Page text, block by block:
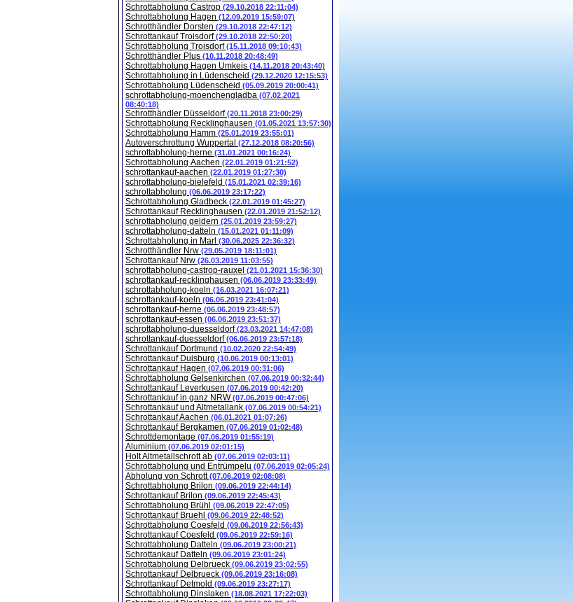
Schrottabholung Castrop (29.10.2018 22:11:04)
Schrottabholung Hagen (12.09.2019 15:59:07)
Schrotthändler Dorsten (29.10.2018 22:47:12)
Schrottankauf Troisdorf(29.10.2018 22:50:20)
Schrottabholung Troisdorf(15.11.2018 09:10:43)
Schrotthändler Plus (10.11.2018 20:48:49)
Schrottabholung Hagen Umkeis (14.11.2018 20:43:40)
Schrottabholung in Lüdenscheid (29.12.2020 12:15:53)
Schrottabholung Lüdenscheid (05.09.2019 20:00:41)
schrottabholung-moenchengladba (07.02.2021
08:40:18)
Schrotthändler Düsseldorf(20.11.2018 23:00:29)
Schrottabholung Recklinghausen (01.05.2021 13:57:30)
Schrottabholung Hamm (25.01.2019 23:55:01)
Autoverschrottung Wuppertal (27.12.2018 08:20:56)
schrottabholung-herne (31.01.2021 00:16:24)
Schrottabholung Aachen (22.01.2019 01:21:52)
schrottankauf-aachen (22.01.2019 01:27:30)
schrottabholung-bielefeld (15.01.2021 02:39:16)
schrottabholung (06.06.2019 23:17:22)
Schrottabholung Gladbeck (22.01.2019 01:45:27)
Schrottankauf Recklinghausen (22.01.2019 21:52:12)
schrottabholung geldern (25.01.2019 23:59:27)
schrottabholung-datteln (15.01.2021 01:11:09)
Schrottabholung in Marl (30.06.2025 22:36:32)
Schrotthändler Nrw (29.05.2019 18:11:01)
Schrottankauf Nrw (26.03.2019 11:03:55)
schrottabholung-castrop-rauxel (21.01.2021 15:36:30)
schrottankauf-recklinghausen (06.06.2019 23:33:49)
schrottabholung-koeln (16.03.2021 16:07:21)
schrottankauf-koeln (06.06.2019 23:41:04)
schrottankauf-herne (06.06.2019 23:48:57)
schrottankauf-essen (06.06.2019 23:51:37)
schrottabholung-duesseldorf(23.03.2021 14:47:08)
schrottankauf-duesseldorf(06.06.2019 23:57:18)
Schrottankauf Dortmund (10.02.2020 22:54:49)
Schrottankauf Duisburg (10.06.2019 00:13:01)
Schrottankauf Hagen (07.06.2019 00:31:06)
Schrottabholung Gelsenkirchen (07.06.2019 00:32:44)
Schrottankauf Leverkusen (07.06.2019 00:42:20)
Schrottankauf in ganz NRW(07.06.2019 00:47:06)
Schrottankauf und Altmetallank (07.06.2019 00:54:21)
Schrottankauf Aachen (06.01.2021 01:07:26)
Schrottankauf Bergkamen (07.06.2019 01:02:48)
Schrottdemontage (07.06.2019 01:55:19)
Aluminium (07.06.2019 02:01:15)
Holt Altmetallschrott ab (07.06.2019 02:03:11)
Schrottabholung und Entrümpelu (07.06.2019 02:05:24)
Abholung von Schrott(07.06.2019 02:08:08)
Schrottabholung Brilon (09.06.2019 22:44:14)
Schrottankauf Brilon (09.06.2019 22:45:43)
Schrottabholung Brühl (09.06.2019 22:47:05)
Schrottankauf Bruehl (09.06.2019 22:48:52)
Schrottabholung Coesfeld (09.06.2019 22:56:43)
Schrottankauf Coesfeld (09.06.2019 22:59:16)
Schrottabholung Datteln (09.06.2019 23:00:21)
Schrottankauf Datteln (09.06.2019 23:01:24)
Schrottabholung Delbrueck (09.06.2019 23:02:55)
Schrottankauf Delbrueck (09.06.2019 23:16:08)
Schrottankauf Detmold (09.06.2019 23:27:17)
Schrottabholung Dinslaken (18.08.2021 17:22:03)